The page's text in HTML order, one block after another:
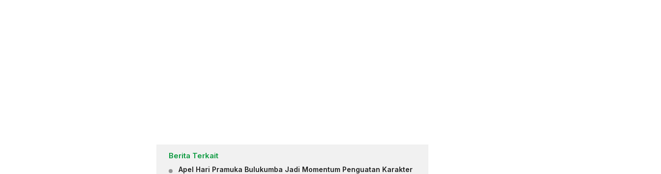
Berita Terkait
Apel Hari Pramuka Bulukumba Jadi Momentum Penguatan Karakter